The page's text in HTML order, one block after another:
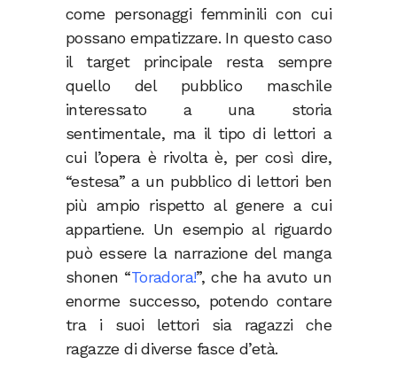
come personaggi femminili con cui
possano empatizzare. In questo caso
il target principale resta sempre
quello del pubblico maschile
interessato a una storia
sentimentale, ma il tipo di lettori a
cui l’opera è rivolta è, per così dire,
“estesa” a un pubblico di lettori ben
più ampio rispetto al genere a cui
appartiene. Un esempio al riguardo
può essere la narrazione del manga
shonen “Toradora!”, che ha avuto un
enorme successo, potendo contare
tra i suoi lettori sia ragazzi che
ragazze di diverse fasce d’età.